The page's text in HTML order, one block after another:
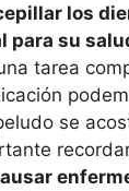
los
para su
tarea
se